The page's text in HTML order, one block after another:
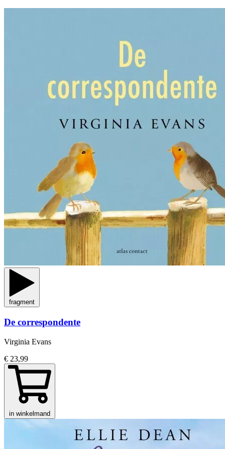
fragment
De correspondente
Virginia Evans
€ 23,99
in winkelmand